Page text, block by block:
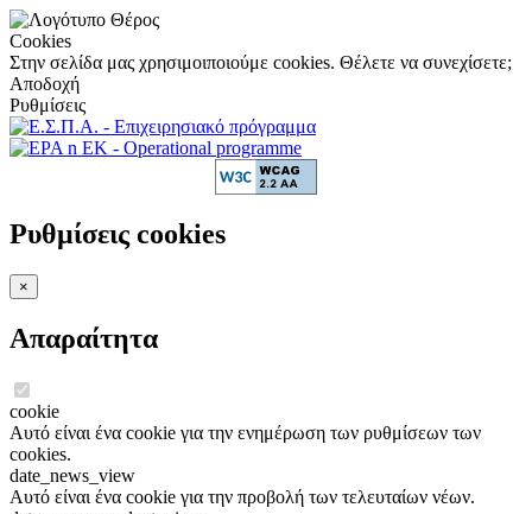
Cookies
Στην σελίδα μας χρησιμοιποιούμε cookies. Θέλετε να συνεχίσετε;
Αποδοχή
Ρυθμίσεις
Ρυθμίσεις cookies
×
Απαραίτητα
cookie
Αυτό είναι ένα cookie για την ενημέρωση των ρυθμίσεων των
cookies.
date_news_view
Αυτό είναι ένα cookie για την προβολή των τελευταίων νέων.